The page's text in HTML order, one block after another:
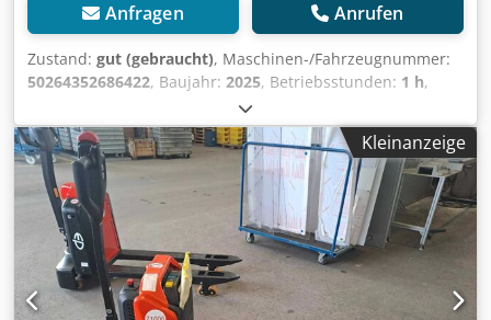
Anfragen Anrufen
Zustand: gut (gebraucht), Maschinen-/Fahrzeugnummer:
50264352686422, Baujahr: 2025, Betriebsstunden: 1 h,
, Hubhöhe:200 mm
elektrisch, Masttyp:Sonstige, Gesamtgewicht:130 kg,
Motortyp: Elektrisch, Hersteller: EP Equipment Crjdszqb
Hdopfx Aa Def
Kleinanzeige